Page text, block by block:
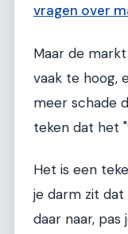
vragen over
Maar de
vaak te hoog,
meer schade
teken dat het
Het is een
je darm zit
daar naar, pas